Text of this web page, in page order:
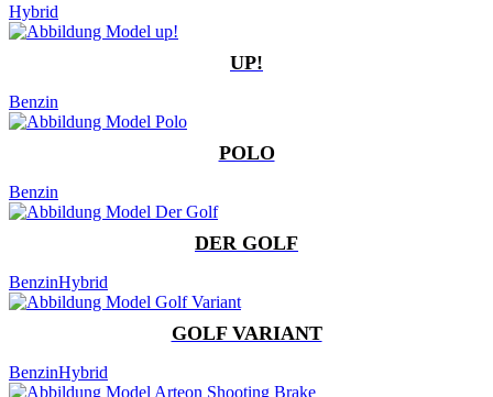
Hybrid
UP!
Benzin
POLO
Benzin
DER GOLF
BenzinHybrid
GOLF VARIANT
BenzinHybrid